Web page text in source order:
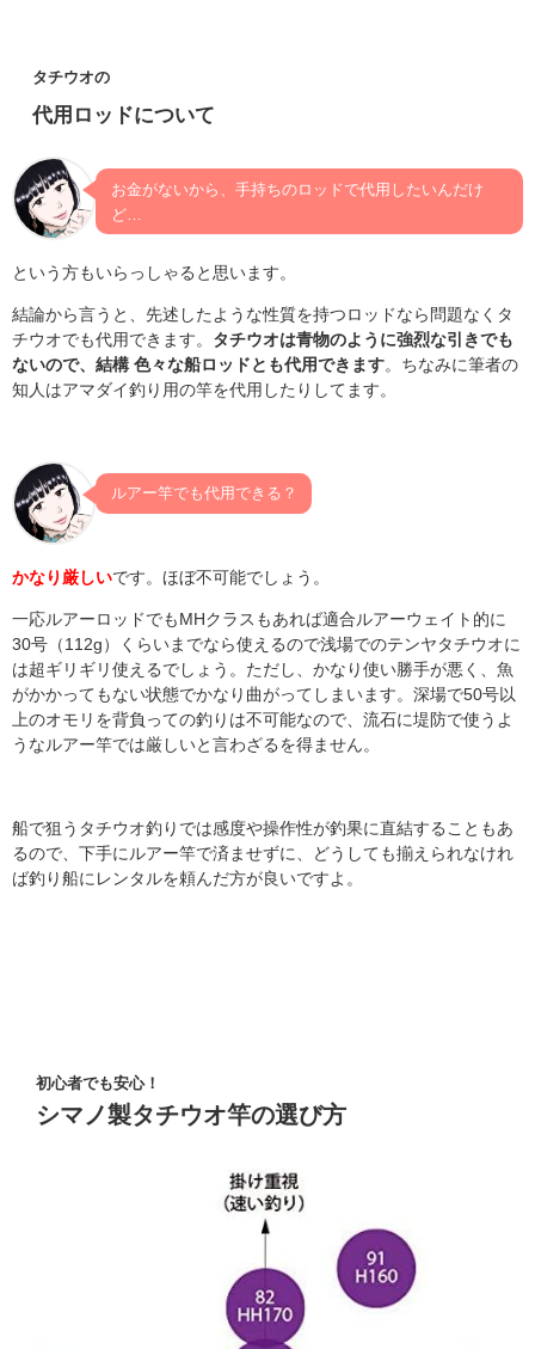
タチウオの
代用ロッドについて
お金がないから、手持ちのロッドで代用したいんだけ
ど…
という方もいらっしゃると思います。
結論から言うと、先述したような性質を持つロッドなら問題なくタ
チウオでも代用できます。 タチウオは青物のように強烈な引きでも
ないので、結構 色々な船ロッドとも代用できます。ちなみに筆者の
知人はアマダイ釣り用の竿を代用したりしてます。
ルアー竿でも代用できる？
かなり厳しいです。ほぼ不可能でしょう。
一応ルアーロッドでもMHクラスもあれば適合ルアーウェイト的に
30号（112g）くらいまでなら使えるので浅場でのテンヤタチウオに
は超ギリギリ使えるでしょう。ただし、かなり使い勝手が悪く、魚
がかかってもない状態でかなり曲がってしまいます。深場で50号以
上のオモリを背負っての釣りは不可能なので、流石に堤防で使うよ
うなルアー竿では厳しいと言わざるを得ません。
船で狙うタチウオ釣りでは感度や操作性が釣果に直結することもあ
るので、下手にルアー竿で済ませずに、どうしても揃えられなけれ
ば釣り船にレンタルを頼んだ方が良いですよ。
初心者でも安心！
シマノ製タチウオ竿の選び方